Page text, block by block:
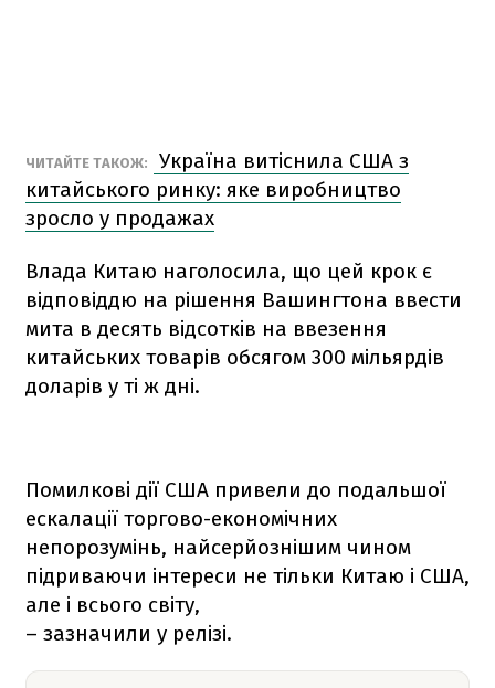
ЧИТАЙТЕ ТАКОЖ:
Україна витіснила США з
китайського ринку: яке виробництво
зросло у продажах
Влада Китаю наголосила, що цей крок є
відповіддю на рішення Вашингтона ввести
мита в десять відсотків на ввезення
китайських товарів обсягом 300 мільярдів
доларів у ті ж дні.
Помилкові дії США привели до подальшої
ескалації торгово-економічних
непорозумінь, найсерйознішим чином
підриваючи інтереси не тільки Китаю і США,
але і всього світу,
– зазначили у релізі.